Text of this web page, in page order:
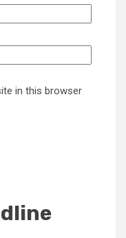
in this browser